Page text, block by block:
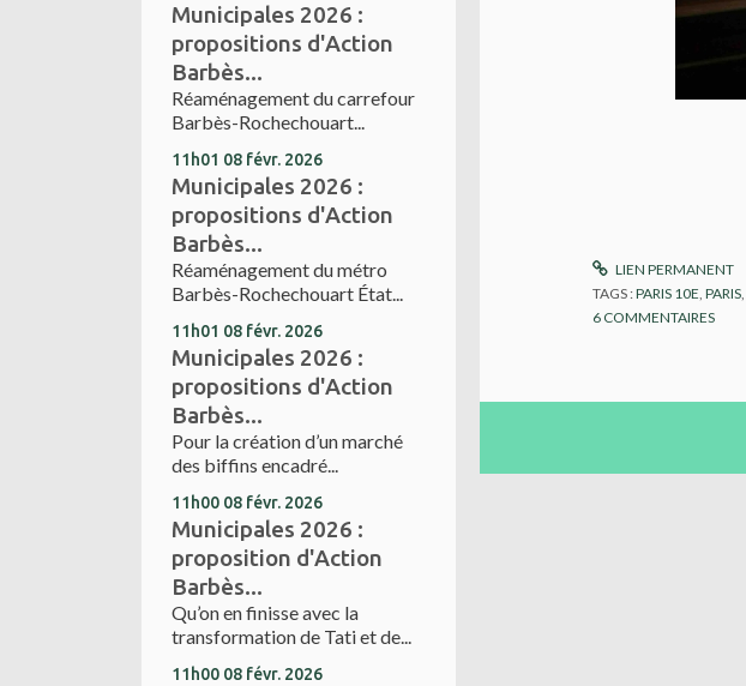
Municipales 2026 :
propositions d'Action
Barbès...
Réaménagement du carrefour
Barbès-Rochechouart...
11h01 08 févr. 2026
Municipales 2026 :
propositions d'Action
Barbès...
Réaménagement du métro
Barbès-Rochechouart État...
11h01 08 févr. 2026
Municipales 2026 :
propositions d'Action
Barbès...
Pour la création d’un marché
des biffins encadré...
11h00 08 févr. 2026
Municipales 2026 :
proposition d'Action
Barbès...
Qu’on en finisse avec la
transformation de Tati et de...
11h00 08 févr. 2026
LIEN PERMANENT
TAGS :PARIS 10E, PARIS,
6 COMMENTAIRES